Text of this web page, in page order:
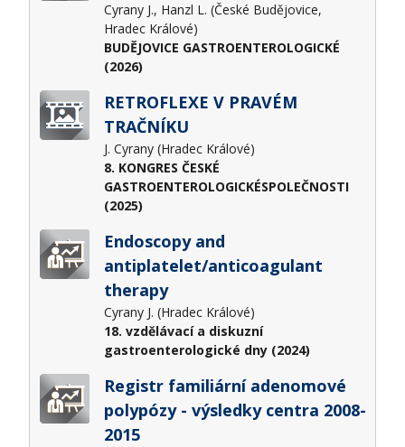
Cyrany J., Hanzl L. (České Budějovice,
Hradec Králové)
BUDĚJOVICE GASTROENTEROLOGICKÉ
(2026)
RETROFLEXE V PRAVÉM
TRAČNÍKU
J. Cyrany (Hradec Králové)
8. KONGRES ČESKÉ
GASTROENTEROLOGICKÉSPOLEČNOSTI
(2025)
Endoscopy and
antiplatelet/anticoagulant
therapy
Cyrany J. (Hradec Králové)
18. vzdělávací a diskuzní
gastroenterologické dny (2024)
Registr familiární adenomové
polypózy - výsledky centra 2008-
2015